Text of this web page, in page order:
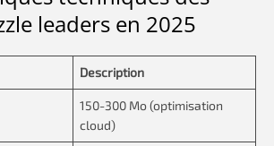
leaders en 2025
Description
150-300 Mo (optimisation
cloud)